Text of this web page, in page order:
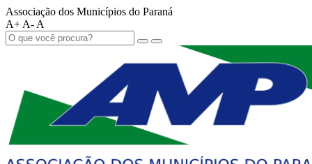
Associação dos Municípios do Paraná
A+ A- A